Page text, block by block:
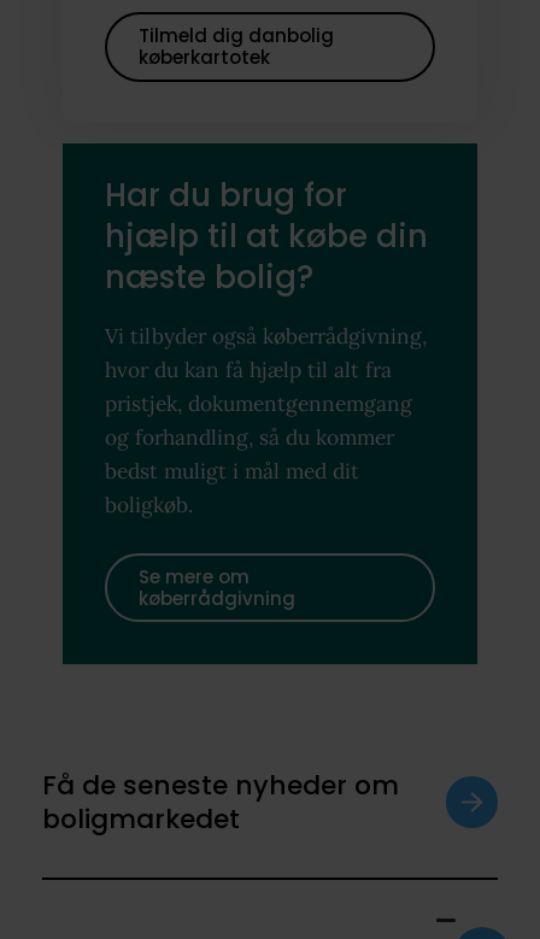
Tilmeld dig danbolig
køberkartotek
Har du brug for
hjælp til at købe din
næste bolig?
Vi tilbyder også køberrådgivning,
hvor du kan få hjælp til alt fra
pristjek, dokumentgennemgang
og forhandling, så du kommer
bedst muligt i mål med dit
boligkøb.
Se mere om
køberrådgivning
Få de seneste nyheder om
boligmarkedet